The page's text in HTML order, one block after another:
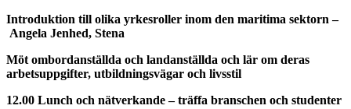
Introduktion till olika yrkesroller inom den maritima sektorn –
Angela Jenhed, Stena
Möt ombordanställda och landanställda och lär om deras
arbetsuppgifter, utbildningsvägar och livsstil
12.00 Lunch och nätverkande – träffa branschen och studenter